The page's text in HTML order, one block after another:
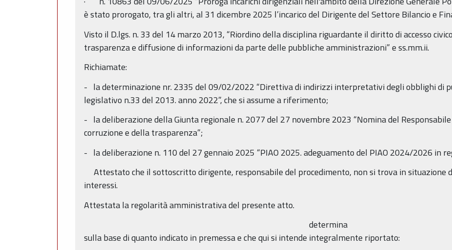
è stato prorogato, tra gli altri, al 31 dicembre 2025 l’incarico del Dirigente del Settore Bilancio e
Visto il D.lgs. n. 33 del 14 marzo 2013, “Riordino della disciplina riguardante il diritto di accesso
trasparenza e diffusione di informazioni da parte delle pubbliche amministrazioni” e ss.mm.ii.
Richiamate:
- la determinazione nr. 2335 del 09/02/2022 “Direttiva di indirizzi interpretativi degli obblighi di
legislativo n.33 del 2013. anno 2022”, che si assume a riferimento;
- la deliberazione della Giunta regionale n. 2077 del 27 novembre 2023 “Nomina del
corruzione e della trasparenza”;
- la deliberazione n. 110 del 27 gennaio 2025 “PIAO 2025. adeguamento del PIAO 2024/2026 in
Attestato che il sottoscritto dirigente, responsabile del procedimento, non si trova in situazione
interessi.
Attestata la regolarità amministrativa del presente atto.
determina
sulla base di quanto indicato in premessa e che qui si intende integralmente riportato: